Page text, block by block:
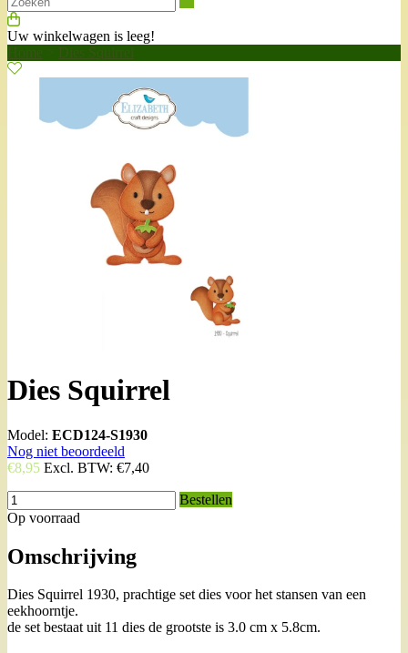
Uw winkelwagen is leeg!
Home
Dies Squirrel
Dies Squirrel
Model: ECD124-S1930
Nog niet beoordeeld
€8,95 Excl. BTW: €7,40
Bestellen
Op voorraad
Omschrijving
Dies Squirrel 1930, prachtige set dies voor het stansen van een
eekhoorntje.
de set bestaat uit 11 dies de grootste is 3.0 cm x 5.8cm.